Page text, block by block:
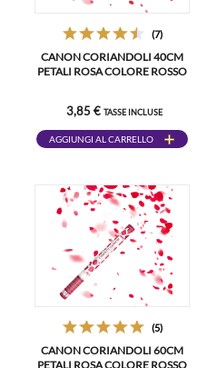
(7)
CANON CORIANDOLI 40CM
PETALI ROSA COLORE ROSSO
3,85 € TASSE INCLUSE
AGGIUNGI AL CARRELLO
(5)
CANON CORIANDOLI 60CM
PETALI ROSA COLORE ROSSO